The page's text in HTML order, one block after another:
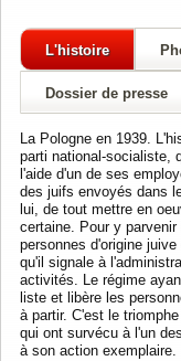
L'histoire
Dossier de presse
La Pologne en 1939.
parti national-socialiste,
l'aide d'un de ses
des juifs envoyés dans
lui, de tout mettre en
certaine. Pour y
personnes d'origine
qu'il signale à
activités. Le régime
liste et libère les
à partir. C'est le
qui ont survécu à l'un
à son action exemplaire.